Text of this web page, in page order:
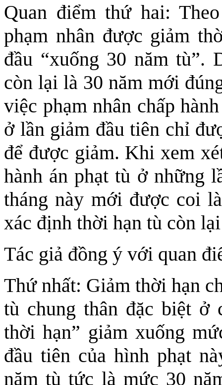
Quan điểm thứ hai:
phạm nhân được giảm
đầu “xuống 30 năm tù”.
còn lại là 30 năm mới
việc phạm nhân chấp
ở lần giảm đầu tiên chỉ
để được giảm. Khi xem
hành án phạt tù ở những
tháng này mới được coi
xác định thời hạn tù còn
Tác giả đồng ý với quan
Thứ nhất: Giảm thời hạn
tù chung thân đặc biệt ở
thời hạn” giảm xuống
đầu tiên của hình phạt
năm tù tức là mức 30